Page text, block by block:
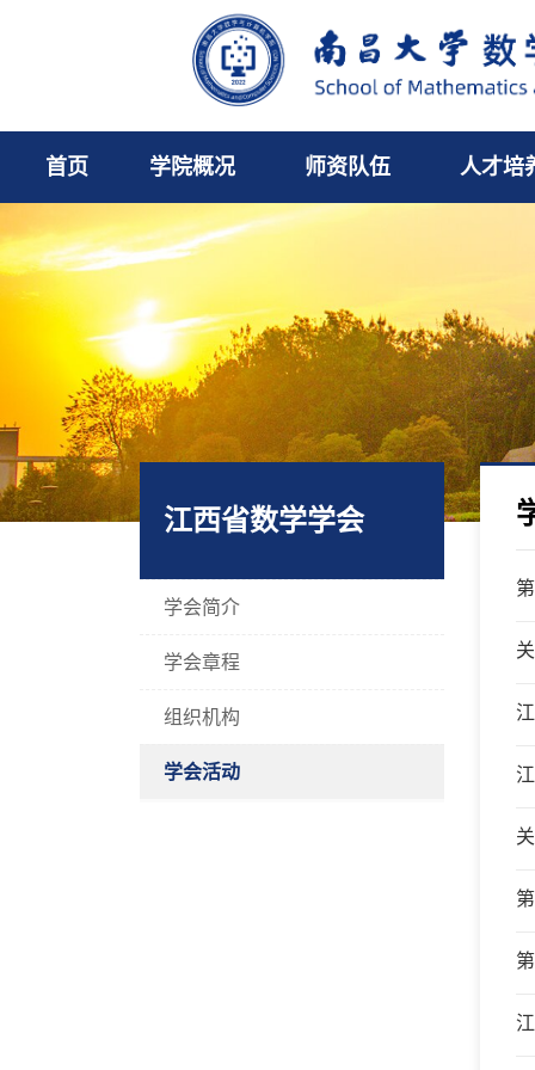
首页 学院概况 师资队伍 人才培
江西省数学学会
学会简介
学会章程
组织机构
学会活动